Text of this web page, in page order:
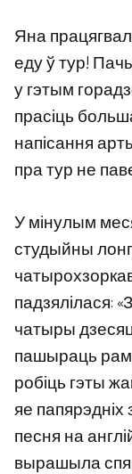
Яна
еду ў тур!
у гэтым
прасіць
напісання
пра тур не
У мінулым
студыйны
падзялілася:
чатыры
пашыраць
робіць гэты
яе папярэдніх
песня на
вырашыла